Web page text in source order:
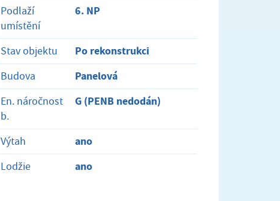
Podlaží
umístění
6. NP
Stav objektu Po rekonstrukci
Budova Panelová
En. náročnost
b.
G (PENB nedodán)
Výtah ano
Lodžie ano